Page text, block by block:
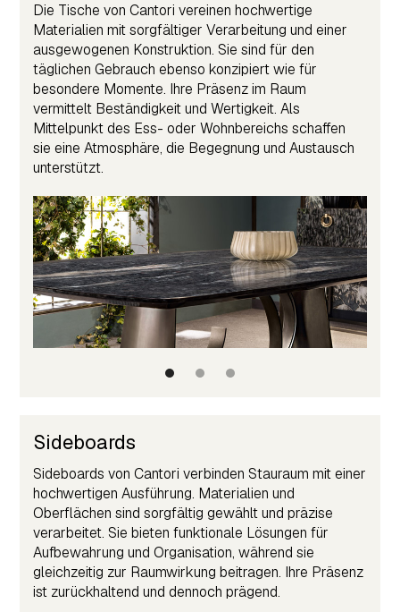
Die Tische von Cantori vereinen hochwertige
Materialien mit sorgfältiger Verarbeitung und einer
ausgewogenen Konstruktion. Sie sind für den
täglichen Gebrauch ebenso konzipiert wie für
besondere Momente. Ihre Präsenz im Raum
vermittelt Beständigkeit und Wertigkeit. Als
Mittelpunkt des Ess- oder Wohnbereichs schaffen
sie eine Atmosphäre, die Begegnung und Austausch
unterstützt.
Sideboards
Sideboards von Cantori verbinden Stauraum mit einer
hochwertigen Ausführung. Materialien und
Oberflächen sind sorgfältig gewählt und präzise
verarbeitet. Sie bieten funktionale Lösungen für
Aufbewahrung und Organisation, während sie
gleichzeitig zur Raumwirkung beitragen. Ihre Präsenz
ist zurückhaltend und dennoch prägend.